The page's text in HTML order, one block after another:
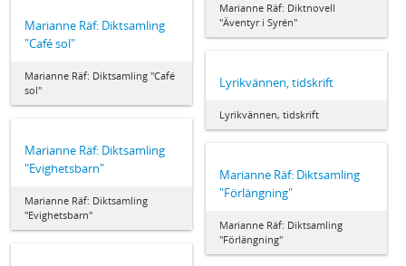
Marianne Räf: Diktnovell
"Äventyr i Syrén"
Marianne Räf: Diktsamling
"Café sol"
Marianne Räf: Diktsamling "Café
sol"
Lyrikvännen, tidskrift
Lyrikvännen, tidskrift
Marianne Räf: Diktsamling
"Evighetsbarn"
Marianne Räf: Diktsamling
"Evighetsbarn"
Marianne Räf: Diktsamling
"Förlängning"
Marianne Räf: Diktsamling
"Förlängning"